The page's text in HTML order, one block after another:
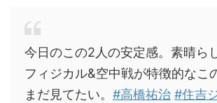
今日のこの2人の安定感。素晴ら
フィジカル&空中戦が特徴的なこ
まだ見てたい。 #高橋祐治 #住吉